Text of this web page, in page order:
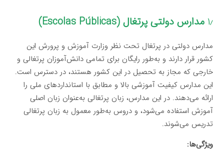
۱٫ مدارس دولتی پرتغال (Escolas Públicas)
مدارس دولتی در پرتغال تحت نظر وزارت آموزش و پرورش این
کشور قرار دارند و به‌طور رایگان برای تمامی دانش‌آموزان پرتغالی و
خارجی که مجاز به تحصیل در این کشور هستند، در دسترس است.
این مدارس کیفیت آموزشی بالا و مطابق با استانداردهای ملی را
ارائه می‌دهند. در این مدارس، زبان پرتغالی به‌عنوان زبان اصلی
آموزش استفاده می‌شود، و دروس به‌طور معمول به زبان پرتغالی
تدریس می‌شوند.
ویژگی‌ها: